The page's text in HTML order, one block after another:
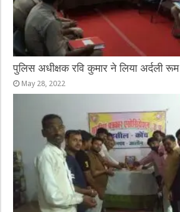
पुलिस अधीक्षक रवि कुमार ने लिया अर्दली रूम
May 28, 2022